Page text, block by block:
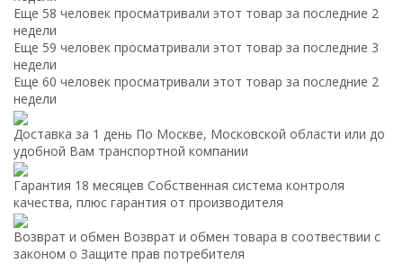
Еще 58 человек просматривали этот товар за последние 2
недели
Еще 59 человек просматривали этот товар за последние 3
недели
Еще 60 человек просматривали этот товар за последние 2
недели
Доставка за 1 день По Москве, Московской области или до
удобной Вам транспортной компании
Гарантия 18 месяцев Собственная система контроля
качества, плюс гарантия от производителя
Возврат и обмен Возврат и обмен товара в соотвествии с
законом о Защите прав потребителя